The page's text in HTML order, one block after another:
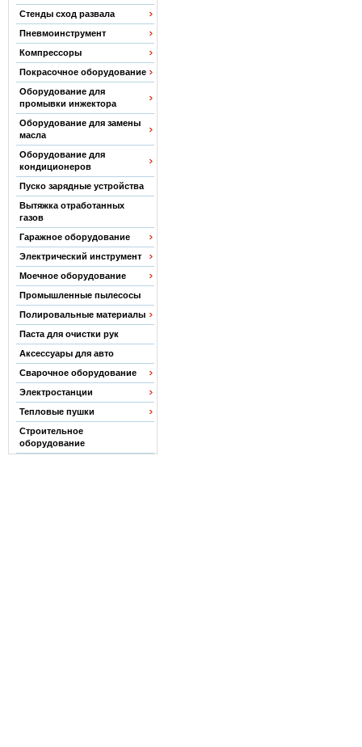
Стенды сход развала
Пневмоинструмент
Компрессоры
Покрасочное оборудование
Оборудование для
промывки инжектора
Оборудование для замены
масла
Оборудование для
кондиционеров
Пуско зарядные устройства
Вытяжка отработанных
газов
Гаражное оборудование
Электрический инструмент
Моечное оборудование
Промышленные пылесосы
Полировальные материалы
Паста для очистки рук
Аксессуары для авто
Сварочное оборудование
Электростанции
Тепловые пушки
Строительное
оборудование